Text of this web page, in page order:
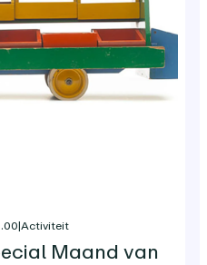
|Activiteit
Maand van